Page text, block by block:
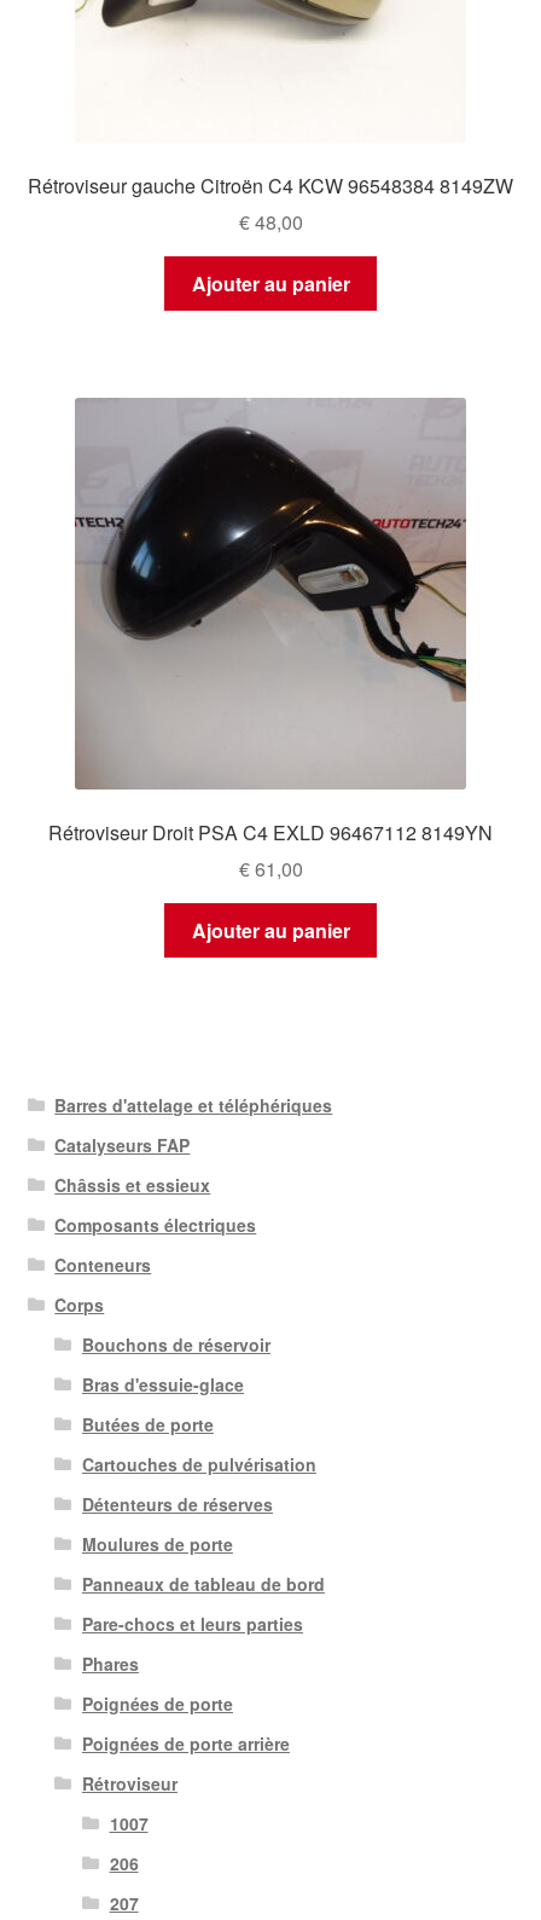
Rétroviseur gauche Citroën C4 KCW 96548384 8149ZW
€48,00
Ajouter au panier
Rétroviseur Droit PSA C4 EXLD 96467112 8149YN
€61,00
Ajouter au panier
Barres d'attelage et téléphériques
Catalyseurs FAP
Châssis et essieux
Composants électriques
Conteneurs
Corps
Bouchons de réservoir
Bras d'essuie-glace
Butées de porte
Cartouches de pulvérisation
Détenteurs de réserves
Moulures de porte
Panneaux de tableau de bord
Pare-chocs et leurs parties
Phares
Poignées de porte
Poignées de porte arrière
Rétroviseur
1007
206
207